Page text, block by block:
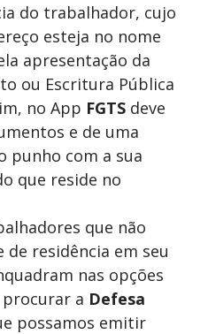
do trabalhador, cujo
esteja no nome
apresentação da
ou Escritura Pública
no App FGTS deve
e de uma
punho com a sua
que reside no
que não
residência em seu
nas opções
procurar a Defesa
possamos emitir